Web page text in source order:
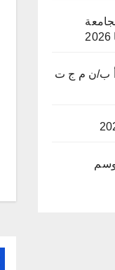
رقم 31/32/ج أ ب/ن م ج ت